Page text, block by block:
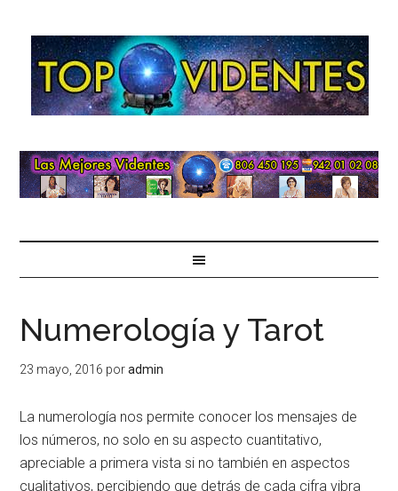
Numerología y Tarot
23 mayo, 2016 poradmin
La numerología nos permite conocer los mensajes de
los números, no solo en su aspecto cuantitativo,
apreciable a primera vista si no también en aspectos
cualitativos, percibiendo que detrás de cada cifra vibra